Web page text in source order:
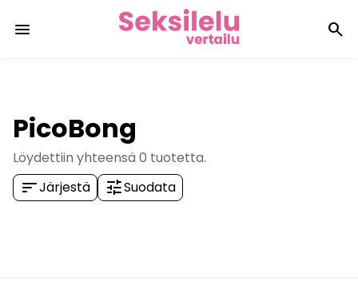
menu search
PicoBong
Löydettiin yhteensä 0 tuotetta.
sortJärjestä tuneSuodata